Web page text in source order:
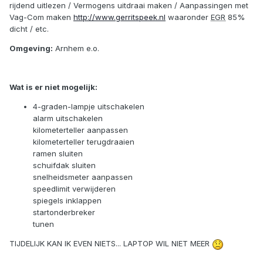
rijdend uitlezen / Vermogens uitdraai maken / Aanpassingen met
Vag-Com maken http://www.gerritspeek.nl waaronder EGR 85%
dicht / etc.
Omgeving: Arnhem e.o.
Wat is er niet mogelijk:
4-graden-lampje uitschakelen
alarm uitschakelen
kilometerteller aanpassen
kilometerteller terugdraaien
ramen sluiten
schuifdak sluiten
snelheidsmeter aanpassen
speedlimit verwijderen
spiegels inklappen
startonderbreker
tunen
TIJDELIJK KAN IK EVEN NIETS... LAPTOP WIL NIET MEER